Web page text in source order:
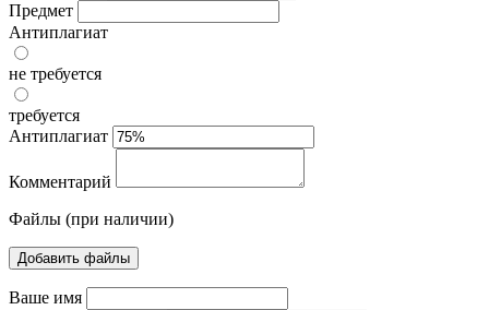
Предмет
Антиплагиат
не требуется
требуется
Антиплагиат
Комментарий
Файлы (при наличии)
Добавить файлы
Ваше имя